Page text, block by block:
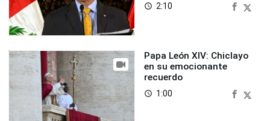
access_time 2:10
Papa León XIV: Chiclayo
en su emocionante
recuerdo
access_time 1:00